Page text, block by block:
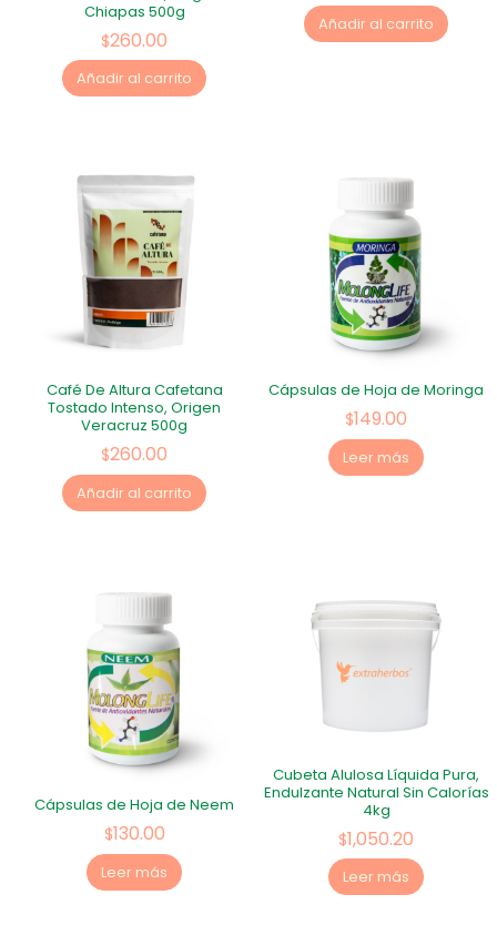
Chiapas 500g
$260.00
Añadir al carrito
Añadir al carrito
Café De Altura Cafetana
Tostado Intenso, Origen
Veracruz 500g
$260.00
Añadir al carrito
Cápsulas de Hoja de Moringa
$149.00
Leer más
Cápsulas de Hoja de Neem
$130.00
Leer más
Cubeta Alulosa Líquida Pura,
Endulzante Natural Sin Calorías
4kg
$1,050.20
Leer más